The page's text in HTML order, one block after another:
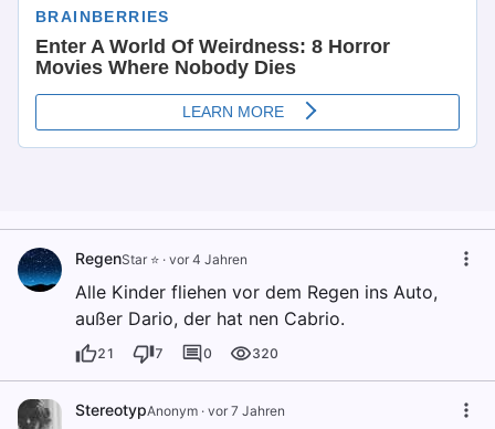
RegenStar ⭐ · vor 4 Jahren
Alle Kinder fliehen vor dem Regen ins Auto,
außer Dario, der hat nen Cabrio.
21 7 0 320
StereotypAnonym · vor 7 Jahren